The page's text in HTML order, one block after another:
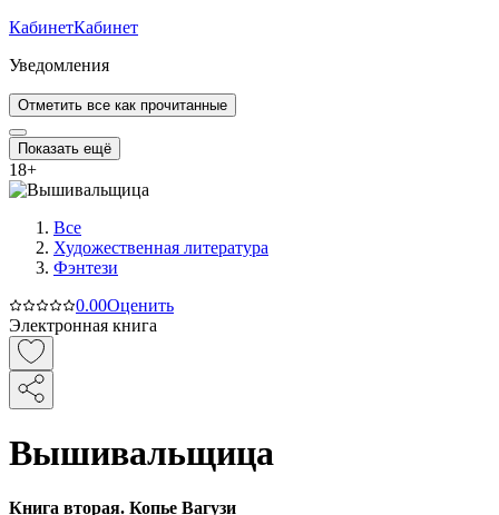
КабинетКабинет
Уведомления
Отметить все как прочитанные
Показать ещё
18+
Все
Художественная литература
Фэнтези
0.00Оценить
Электронная книга
Вышивальщица
Книга вторая. Копье Вагузи